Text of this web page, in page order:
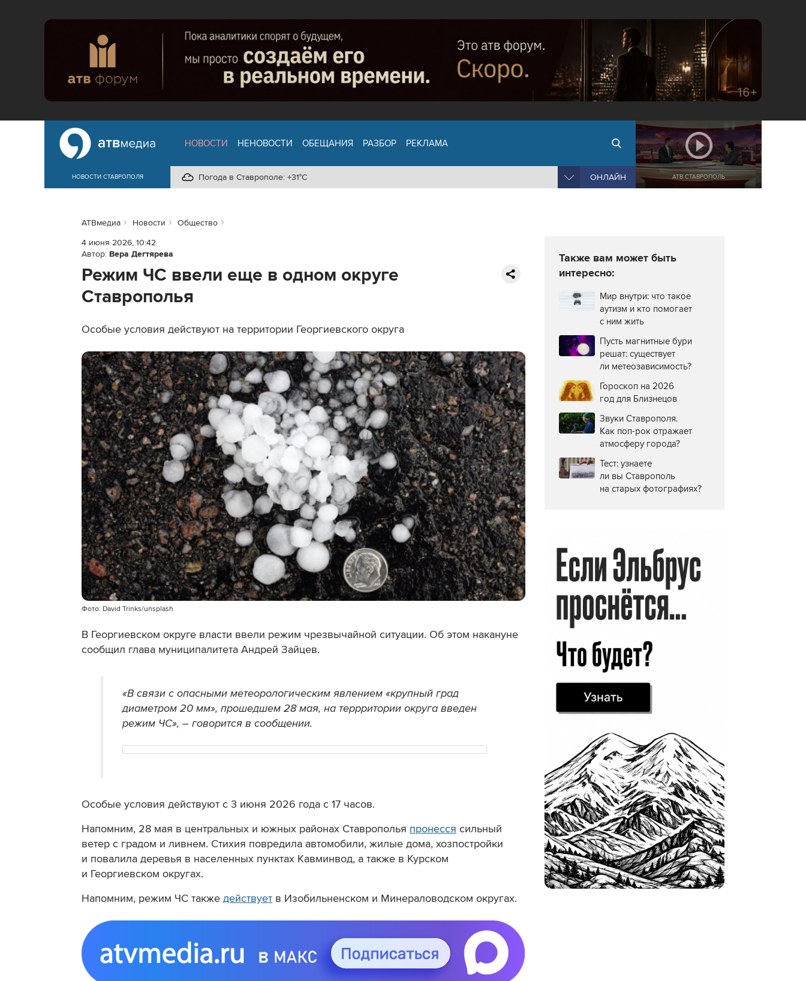
НОВОСТИ СТАВРОПОЛЯ
НОВОСТИ НЕНОВОСТИ ОБЕЩАНИЯ РАЗБОР РЕКЛАМА
Погода в Ставрополе: +31°C ОНЛАЙН АТВ СТАВРОПОЛЬ
АТВмедиа Новости
Общество
4 июня 2026, 10:42
Автор: Вера Дегтярева
Режим ЧС ввели еще в одном округе
Ставрополья
Особые условия действуют на территории Георгиевского округа
Фото: David Trinks/unsplash
В Георгиевском округе власти ввели режим чрезвычайной ситуации. Об этом накануне
сообщил глава муниципалитета Андрей Зайцев.
«В связи с опасными метеорологическим явлением «крупный град
диаметром 20 мм», прошедшем 28 мая, на террритории округа введен
режим ЧС», – говорится в сообщении.
Особые условия действуют с 3 июня 2026 года с 17 часов.
Напомним, 28 мая в центральных и южных районах Ставрополья пронесся сильный
ветер с градом и ливнем. Стихия повредила автомобили, жилые дома, хозпостройки
и повалила деревья в населенных пунктах Кавминвод, а также в Курском
и Георгиевском округах.
Напомним, режим ЧС также действует в Изобильненском и Минераловодском округах.
Также вам может быть
интересно:
Мир внутри: что такое
аутизм и кто помогает
с ним жить
Пусть магнитные бури
решат: существует
ли метеозависимость?
Гороскоп на 2026
год для Близнецов
Звуки Ставрополя.
Как поп-рок отражает
атмосферу города?
Тест: узнаете
ли вы Ставрополь
на старых фотографиях?